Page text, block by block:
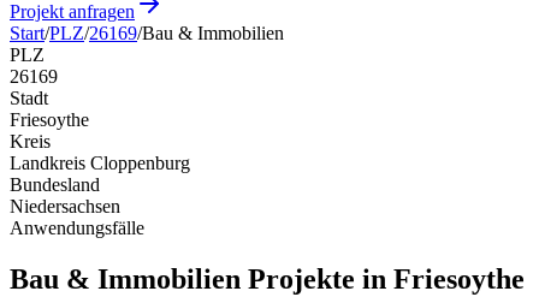
Projekt anfragen
Start/PLZ/26169/Bau & Immobilien
PLZ
26169
Stadt
Friesoythe
Kreis
Landkreis Cloppenburg
Bundesland
Niedersachsen
Anwendungsfälle
Bau & Immobilien Projekte in Friesoythe